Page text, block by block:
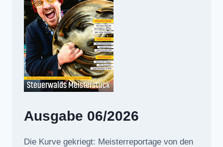
Ausgabe 06/2026
Die Kurve gekriegt: Meisterreportage von den